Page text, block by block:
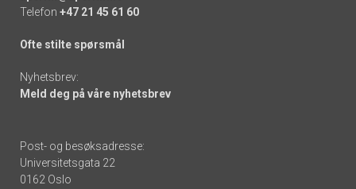
Telefon +47 21 45 61 60
Ofte stilte spørsmål
Nyhetsbrev:
Meld deg på våre nyhetsbrev
Post- og besøksadresse:
Universitetsgata 22
0162 Oslo